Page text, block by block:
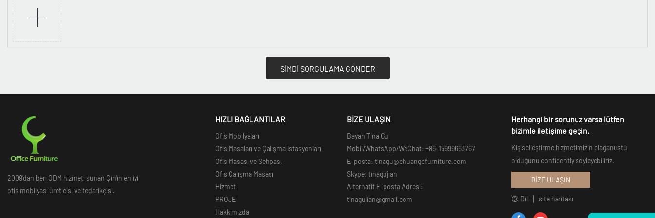
ŞİMDİ SORGULAMA GÖNDER
2009'dan beri ODM hizmeti sunan Çin'in en iyi
ofis mobilyası üreticisi ve tedarikçisi.
HIZLI BAĞLANTILAR
Ofis Mobilyaları
Ofis Masaları ve Çalışma İstasyonları
Ofis Masası ve Sehpası
Ofis Çalışma Masası
Hizmet
PROJE
Hakkımızda
BİZE ULAŞIN
Bayan Tina Gu
Mobil/WhatsApp/WeChat: +86-15999663767
E-posta: tinagu@chuangdfurniture.com
Skype: tinagujian
Alternatif E-posta Adresi:
tinagujian@gmail.com
Herhangi bir sorunuz varsa lütfen
bizimle iletişime geçin.
Kişiselleştirme hizmetimizin olağanüstü
olduğunu confidently söyleyebiliriz.
BİZE ULAŞIN
Dil site haritası